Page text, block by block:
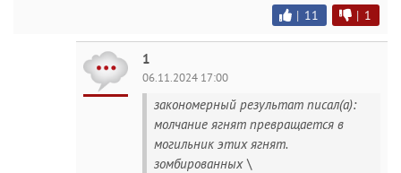
| 11 | 1
1
06.11.2024 17:00
закономерный результат писал(а):
молчание ягнят превращается в
могильник этих ягнят.
зомбированных \